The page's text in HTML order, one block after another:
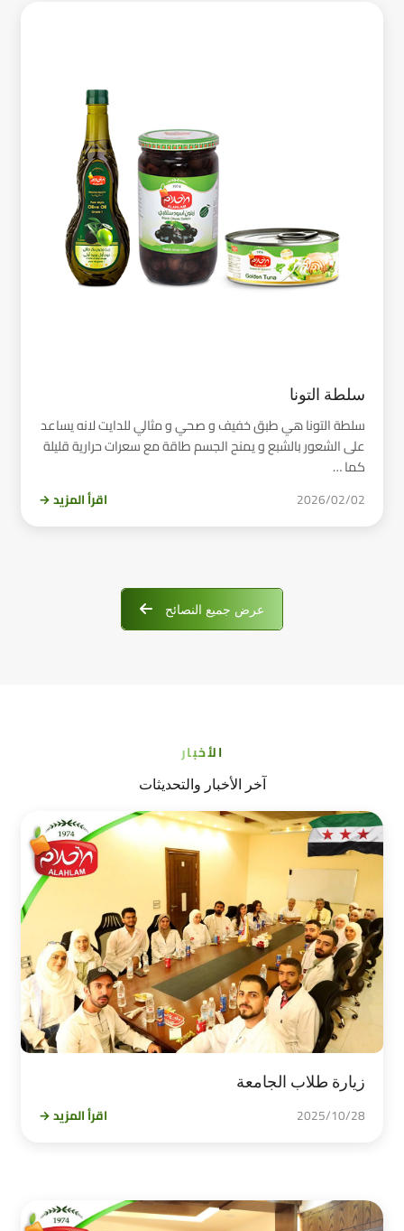
سلطة التونا
سلطة التونا هي طبق خفيف و صحي و مثالي للدايت لانه يساعد
على الشعور بالشبع و يمنح الجسم طاقة مع سعرات حرارية قليلة
كما …
2026/02/02 اقرأ المزيد →
عرض جميع النصائح
الأخبار
آخر الأخبار والتحديثات
زيارة طلاب الجامعة
2025/10/28 اقرأ المزيد →